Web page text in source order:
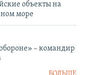
объекты на
море
– командир